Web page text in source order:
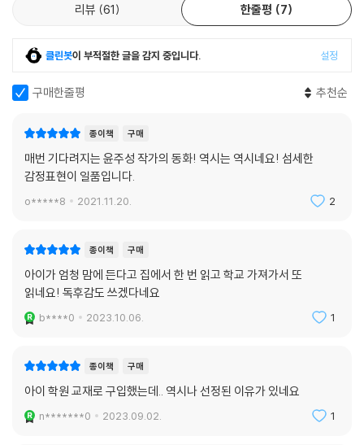
리뷰 61 한줄평 7
클린봇이 부적절한 글을 감지 중입니다. 설정
구매한줄평 추천순
종이책 구매
매번 기다려지는 윤주성 작가의 동화! 역시는 역시네요! 섬세한
감정표현이 일품입니다.
o*****8 2021.11.20. 2
종이책 구매
아이가 엄청 맘에 든다고 집에서 한 번 읽고 학교 가져가서 또
읽네요! 독후감도 쓰겠다네요
b****0 2023.10.06. 1
종이책 구매
아이 학원 교재로 구입했는데.. 역시나 선정된 이유가 있네요
n*******0 2023.09.02. 1